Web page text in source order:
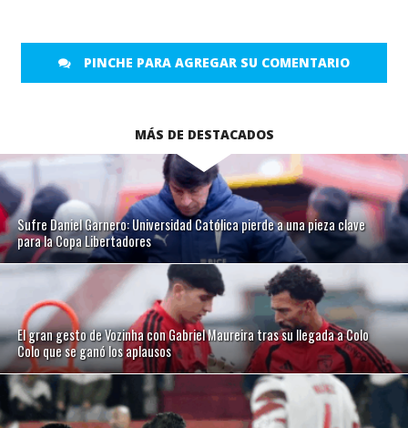
PINCHE PARA AGREGAR SU COMENTARIO
MÁS DE DESTACADOS
Sufre Daniel Garnero: Universidad Católica pierde a una pieza clave
para la Copa Libertadores
El gran gesto de Vozinha con Gabriel Maureira tras su llegada a Colo
Colo que se ganó los aplausos